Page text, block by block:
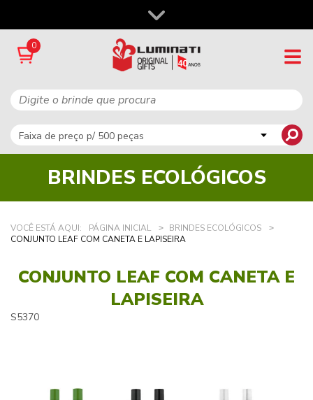
0
BRINDES ECOLÓGICOS
VOCÊ ESTÁ AQUI: PÁGINA INICIAL
BRINDES ECOLÓGICOS
CONJUNTO LEAF COM CANETA E LAPISEIRA
CONJUNTO LEAF COM CANETA E
LAPISEIRA
S5370